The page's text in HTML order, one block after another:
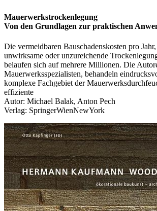
Mauerwerkstrockenlegung
Von den Grundlagen zur praktischen
Die vermeidbaren Bauschadenskosten pro
unwirksame oder unzureichende
belaufen sich auf mehrere Millionen. Die
Mauerwerksspezialisten, behandeln
komplexe Fachgebiet der
effiziente
Autor: Michael Balak, Anton Pech
Verlag: SpringerWienNewYork